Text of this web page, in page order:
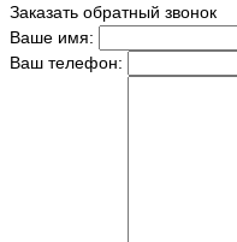
Заказать обратный звонок
Ваше имя:
Ваш телефон: